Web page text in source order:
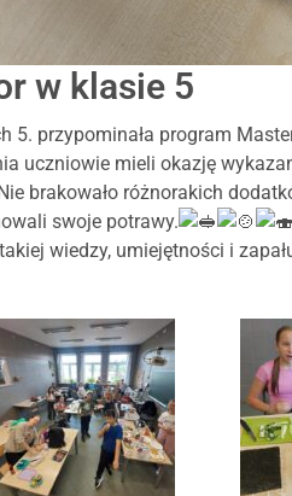
w klasie 5
5. przypominała program
uczniowie mieli okazję
brakowało różnorakich
swoje potrawy.
wiedzy, umiejętności i